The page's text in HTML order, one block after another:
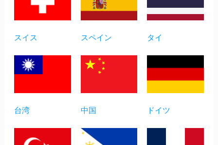
スイス スペイン タイ
台湾 中国 ドイツ